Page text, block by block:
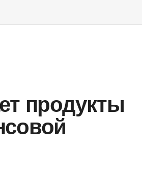
продукты